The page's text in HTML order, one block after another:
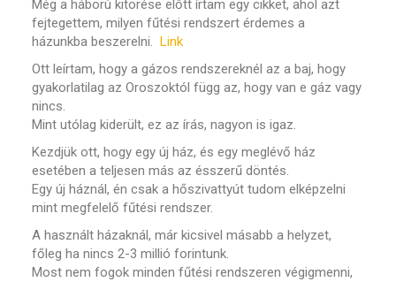
Még a háború kitörése előtt írtam egy cikket, ahol azt
fejtegettem, milyen fűtési rendszert érdemes a
házunkba beszerelni.Link
Ott leírtam, hogy a gázos rendszereknél az a baj, hogy
gyakorlatilag az Oroszoktól függ az, hogy van e gáz vagy
nincs.
Mint utólag kiderült, ez az írás, nagyon is igaz.
Kezdjük ott, hogy egy új ház, és egy meglévő ház
esetében a teljesen más az ésszerű döntés.
Egy új háznál, én csak a hőszivattyút tudom elképzelni
mint megfelelő fűtési rendszer.
A használt házaknál, már kicsivel másabb a helyzet,
főleg ha nincs 2-3 millió forintunk.
Most nem fogok minden fűtési rendszeren végigmenni,